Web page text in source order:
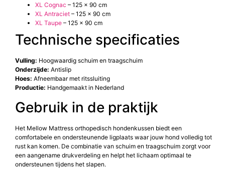
XL Cognac – 125 x 90 cm
XL Antraciet – 125 x 90 cm
XL Taupe – 125 x 90 cm
Technische specificaties
Vulling: Hoogwaardig schuim en traagschuim
Onderzijde: Antislip
Hoes: Afneembaar met ritssluiting
Productie: Handgemaakt in Nederland
Gebruik in de praktijk
Het Mellow Mattress orthopedisch hondenkussen biedt een
comfortabele en ondersteunende ligplaats waar jouw hond volledig tot
rust kan komen. De combinatie van schuim en traagschuim zorgt voor
een aangename drukverdeling en helpt het lichaam optimaal te
ondersteunen tijdens het slapen.